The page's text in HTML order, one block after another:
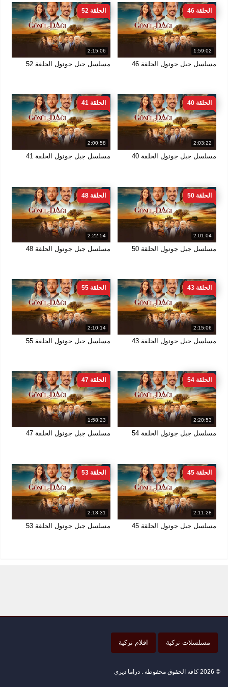
1:59:02
الحلقة 46
مسلسل جبل جونول الحلقة 46
2:15:06
الحلقة 52
مسلسل جبل جونول الحلقة 52
2:03:22
الحلقة 40
مسلسل جبل جونول الحلقة 40
2:00:58
الحلقة 41
مسلسل جبل جونول الحلقة 41
2:01:04
الحلقة 50
مسلسل جبل جونول الحلقة 50
2:22:54
الحلقة 48
مسلسل جبل جونول الحلقة 48
2:15:06
الحلقة 43
مسلسل جبل جونول الحلقة 43
2:10:14
الحلقة 55
مسلسل جبل جونول الحلقة 55
2:20:53
الحلقة 54
مسلسل جبل جونول الحلقة 54
1:58:23
الحلقة 47
مسلسل جبل جونول الحلقة 47
2:11:28
الحلقة 45
مسلسل جبل جونول الحلقة 45
2:13:31
الحلقة 53
مسلسل جبل جونول الحلقة 53
مسلسلات تركية افلام تركية
© 2026 كافة الحقوق محفوظة . دراما ديزي